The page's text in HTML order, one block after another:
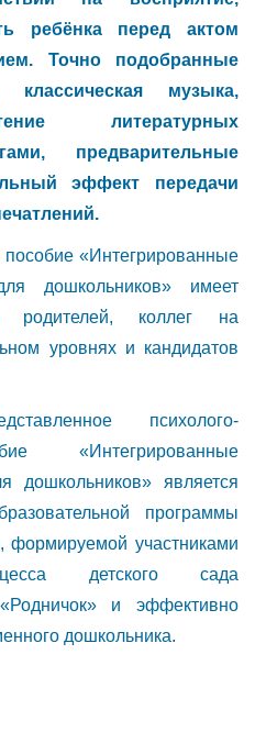
ребёнка перед актом
Точно подобранные
музыка,
литературных
предварительные
эффект передачи
пособие «Интегрированные
дошкольников» имеет
родителей, коллег на
уровнях и кандидатов
психолого-
«Интегрированные
дошкольников» является
программы
формируемой участниками
детского сада
и эффективно
дошкольника.